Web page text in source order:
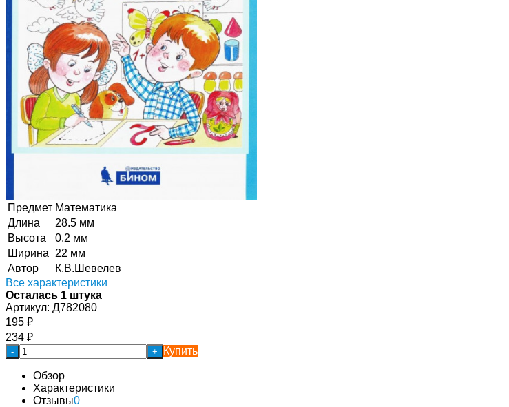
Предмет Математика
Длина
28.5 мм
Высота
0.2 мм
Ширина
22 мм
Автор
К.В.Шевелев
Все характеристики
Осталась 1 штука
Артикул: Д782080
195 ₽
234 ₽
- + Купить
Обзор
Характеристики
Отзывы0